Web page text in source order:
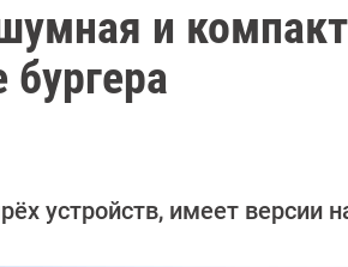
и
устройств, имеет версии